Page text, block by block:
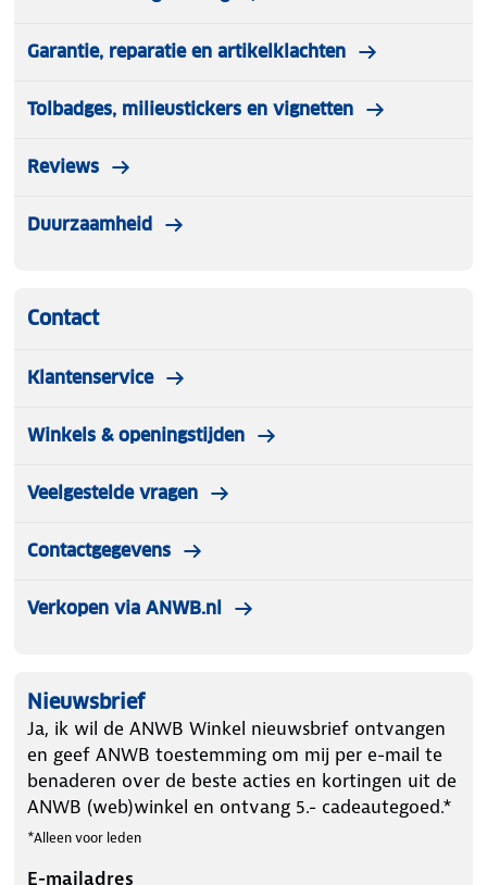
Garantie, reparatie en artikelklachten
Tolbadges, milieustickers en vignetten
Reviews
Duurzaamheid
Contact
Klantenservice
Winkels & openingstijden
Veelgestelde vragen
Contactgegevens
Verkopen via ANWB.nl
Nieuwsbrief
Ja, ik wil de ANWB Winkel nieuwsbrief ontvangen
en geef ANWB toestemming om mij per e-mail te
benaderen over de beste acties en kortingen uit de
ANWB (web)winkel en ontvang 5.- cadeautegoed.*
*Alleen voor leden
E-mailadres